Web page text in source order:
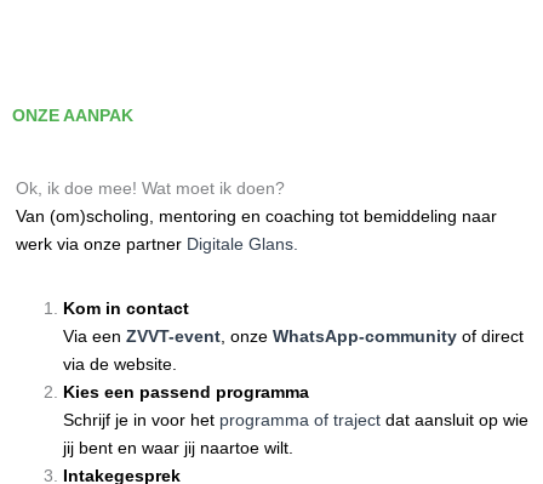
ONZE AANPAK
Ok, ik doe mee! Wat moet ik doen?
Van (om)scholing, mentoring en coaching tot bemiddeling naar
werk via onze partner Digitale Glans.
Kom in contact
Via een ZVVT-event , onze WhatsApp-community of direct
via de website.
Kies een passend programma
Schrijf je in voor het programma of traject dat aansluit op wie
jij bent en waar jij naartoe wilt.
Intakegesprek